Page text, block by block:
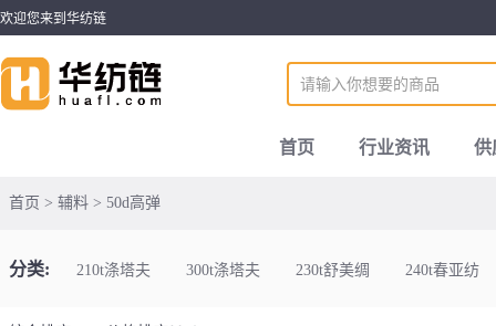
欢迎您来到华纺链
首页 行业资讯 供
首页 > 辅料 > 50d高弹
分类: 210t涤塔夫 300t涤塔夫 230t舒美绸 240t春亚纺